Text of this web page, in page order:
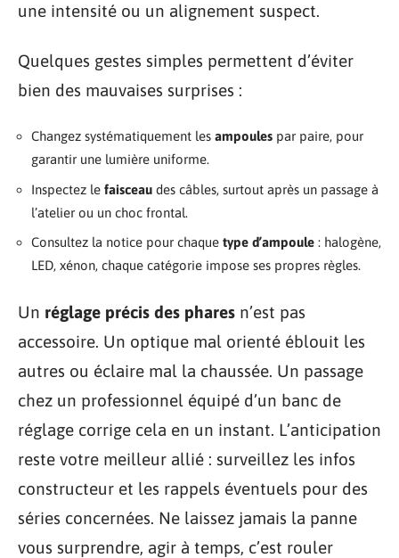
une intensité ou un alignement suspect.
Quelques gestes simples permettent d’éviter
bien des mauvaises surprises :
Changez systématiquement les ampoules par paire, pour
garantir une lumière uniforme.
Inspectez le faisceau des câbles, surtout après un passage à
l’atelier ou un choc frontal.
Consultez la notice pour chaque type d’ampoule : halogène,
LED, xénon, chaque catégorie impose ses propres règles.
Un réglage précis des phares n’est pas
accessoire. Un optique mal orienté éblouit les
autres ou éclaire mal la chaussée. Un passage
chez un professionnel équipé d’un banc de
réglage corrige cela en un instant. L’anticipation
reste votre meilleur allié : surveillez les infos
constructeur et les rappels éventuels pour des
séries concernées. Ne laissez jamais la panne
vous surprendre, agir à temps, c’est rouler